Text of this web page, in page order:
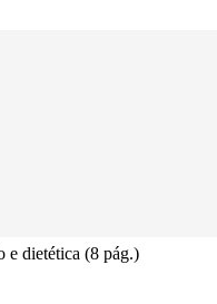
e dietética (8 pág.)